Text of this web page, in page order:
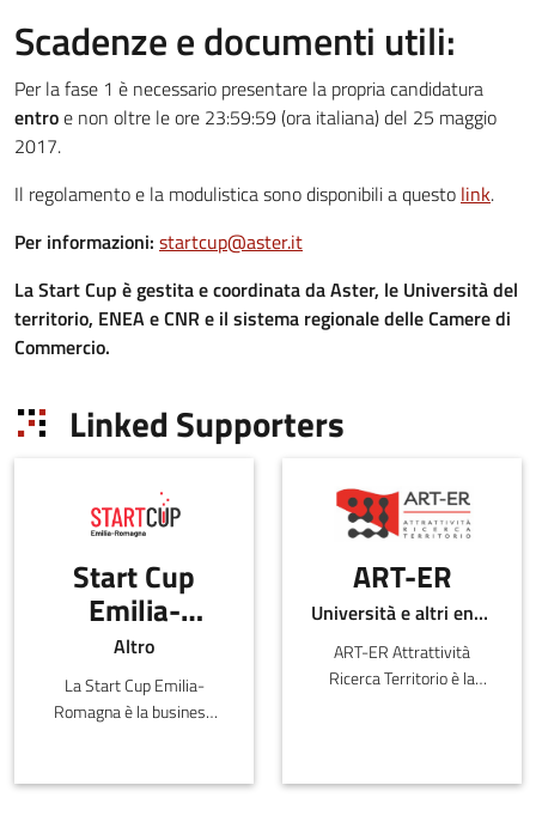
Scadenze e documenti utili:
Per la fase 1 è necessario presentare la propria candidatura
entroe non oltre le ore 23:59:59 (ora italiana) del 25 maggio
2017.
Il regolamento e la modulistica sono disponibili a questo link.
Per informazioni: startcup@aster.it
La Start Cup è gestita e coordinata da Aster, le Università del
territorio, ENEA e CNR e il sistema regionale delle Camere di
Commercio.
Linked Supporters
Start Cup
Emilia-
Romagna
Altro
La Start Cup Emilia-
Romagna è la business
affiliata al PNI-Premio
ART-ER
Università e altri enti pubblici
ART-ER Attrattività
Ricerca Territorio è la
favorire la crescita